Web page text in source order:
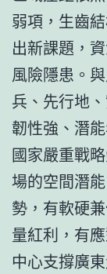
弱項，生齒
出新課題，
風險隱患。
兵、先行地
韌性強、潛
國家嚴重戰
場的空間潛
勢，有軟硬
量紅利，有
中心支撐廣